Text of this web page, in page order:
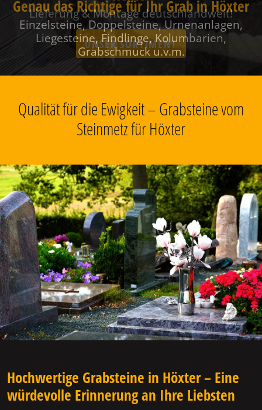
Genau das Richtige für Ihr Grab in Höxter
Einzelsteine, Doppelsteine, Urnenanlagen,
Liegesteine, Findlinge, Kolumbarien,
Grabschmuck u.v.m.
Qualität für die Ewigkeit – Grabsteine vom
Steinmetz für Höxter
Hochwertige Grabsteine in Höxter – Eine
würdevolle Erinnerung an Ihre Liebsten